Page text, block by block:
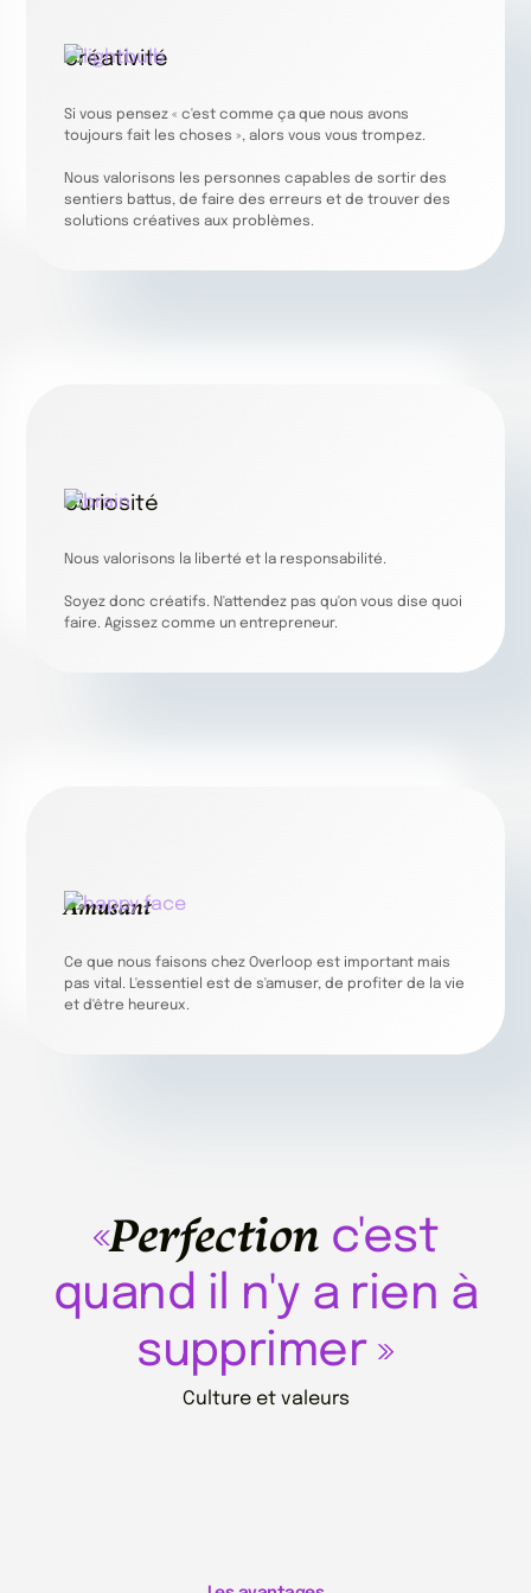
Créativité
Si vous pensez « c'est comme ça que nous avons
toujours fait les choses », alors vous vous trompez.
Nous valorisons les personnes capables de sortir des
sentiers battus, de faire des erreurs et de trouver des
solutions créatives aux problèmes.
Curiosité
Nous valorisons la liberté et la responsabilité.
Soyez donc créatifs. N'attendez pas qu'on vous dise quoi
faire. Agissez comme un entrepreneur.
Amusant
Ce que nous faisons chez Overloop est important mais
pas vital. L'essentiel est de s'amuser, de profiter de la vie
et d'être heureux.
«Perfection c'est
quand il n'y a rien à
supprimer »
Culture et valeurs